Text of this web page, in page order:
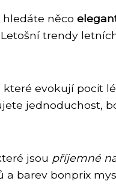
hledáte něco
trendy
evokují pocit
jednoduchost,
jsou příjemné
barev bonprix